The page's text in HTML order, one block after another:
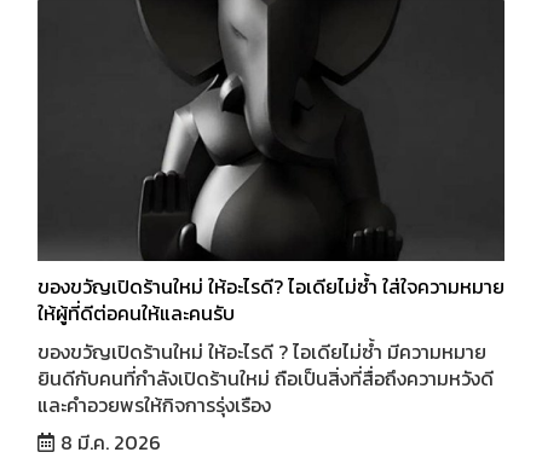
ของขวัญเปิดร้านใหม่ ให้อะไรดี? ไอเดียไม่ซ้ำ ใส่ใจความหมาย
ให้ผู้ที่ดีต่อคนให้และคนรับ
ของขวัญเปิดร้านใหม่ ให้อะไรดี ? ไอเดียไม่ซ้ำ มีความหมาย
ยินดีกับคนที่กำลังเปิดร้านใหม่ ถือเป็นสิ่งที่สื่อถึงความหวังดี
และคำอวยพรให้กิจการรุ่งเรือง
8 มี.ค. 2026